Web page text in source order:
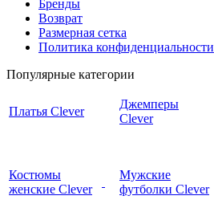
Бренды
Возврат
Размерная сетка
Политика конфиденциальности
Популярные категории
Платья Clever
Джемперы
Clever
Костюмы
женские Clever
Мужские
футболки Clever